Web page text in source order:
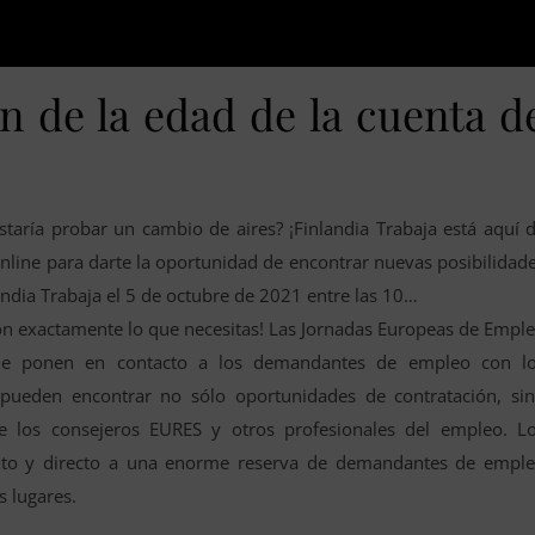
de la edad de la cuenta
probar un cambio de aires? ¡Finlandia Trabaja está aquí
para darte la oportunidad de encontrar nuevas
Trabaja el 5 de octubre de 2021 entre las 10…
exactamente lo que necesitas! Las Jornadas Europeas de
ponen en contacto a los demandantes de empleo con
encontrar no sólo oportunidades de contratación,
consejeros EURES y otros profesionales del empleo.
y directo a una enorme reserva de demandantes de
lugares.